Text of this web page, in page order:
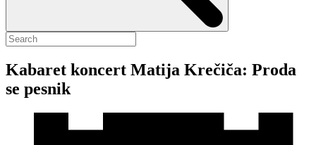
Kabaret koncert Matija Krečiča: Proda
se pesnik